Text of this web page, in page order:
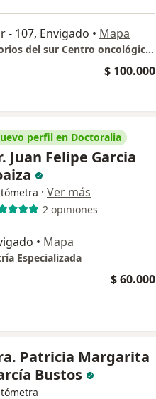
- 107, Envigado • Mapa
torre medica consultorios del sur Centro oncológico de Antioquia
$ 100.000
perfil en Doctoralia
Juan Felipe Garcia
· Ver más
2 opiniones
• Mapa
Especializada
$ 60.000
Patricia Margarita
Bustos